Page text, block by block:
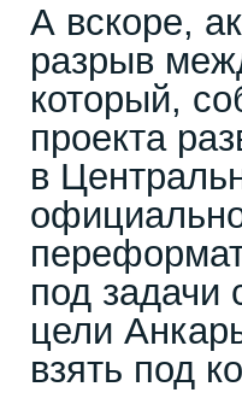
А вскоре,
разрыв
который,
проекта
в
под задачи
цели
взять под